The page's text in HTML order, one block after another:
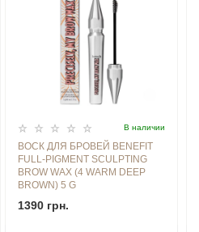
В наличии
ВОСК ДЛЯ БРОВЕЙ BENEFIT
FULL-PIGMENT SCULPTING
BROW WAX (4 WARM DEEP
BROWN) 5 G
1390 грн.